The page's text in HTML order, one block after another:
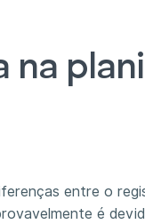
na
entre o
é